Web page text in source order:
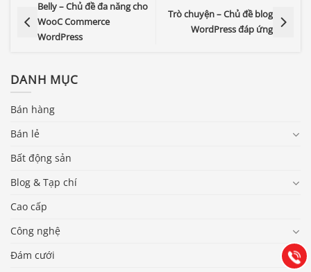
Belly – Chủ đề đa năng cho
WooC Commerce
WordPress
Trò chuyện – Chủ đề blog
WordPress đáp ứng
DANH MỤC
Bán hàng
Bán lẻ
Bất động sản
Blog & Tạp chí
Cao cấp
Công nghệ
Đám cưới
Gọi
(028) 22.166.144